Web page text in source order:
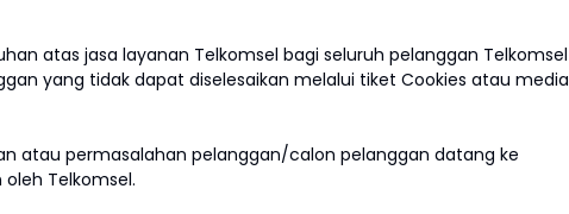
atas jasa layanan Telkomsel bagi seluruh pelanggan Telkomsel
yang tidak dapat diselesaikan melalui tiket Cookies atau media
atau permasalahan pelanggan/calon pelanggan datang ke
oleh Telkomsel.